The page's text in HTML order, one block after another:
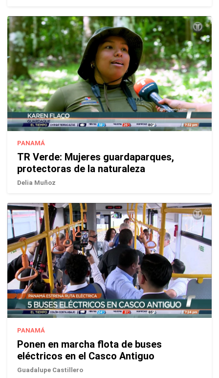
PANAMÁ
TR Verde: Mujeres guardaparques,
protectoras de la naturaleza
Delia Muñoz
PANAMÁ
Ponen en marcha flota de buses
eléctricos en el Casco Antiguo
Guadalupe Castillero